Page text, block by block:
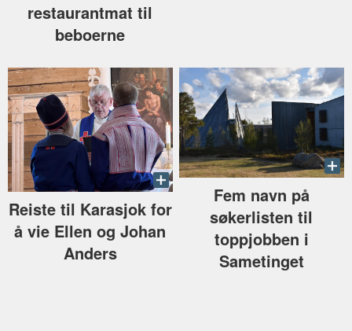
restaurantmat til
beboerne
Reiste til Karasjok for
å vie Ellen og Johan
Anders
Fem navn på
søkerlisten til
toppjobben i
Sametinget